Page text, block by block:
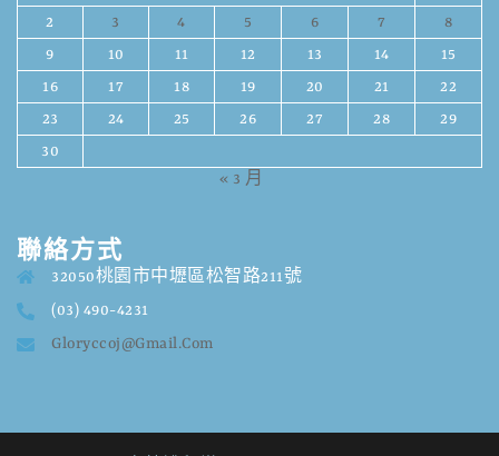
2
3 4 5 6 7
8
9
10 11 12 13 14
15
16
17 18 19 20 21
22
23
24 25 26 27 28
29
30
« 3 月
聯絡方式
32050桃園市中壢區松智路211號
(03) 490-4231
Gloryccoj@gmail.com